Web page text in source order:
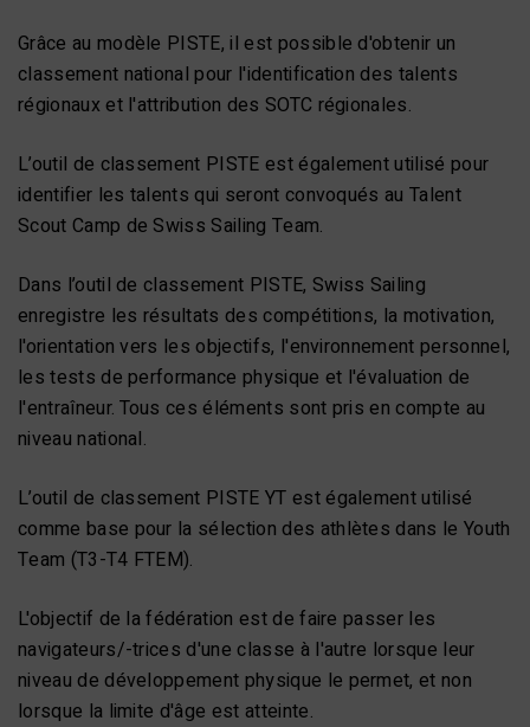
Grâce au modèle PISTE, il est possible d'obtenir un
classement national pour l'identification des talents
régionaux et l'attribution des SOTC régionales.
L’outil de classement PISTE est également utilisé pour
identifier les talents qui seront convoqués au Talent
Scout Camp de Swiss Sailing Team.
Dans l’outil de classement PISTE, Swiss Sailing
enregistre les résultats des compétitions, la motivation,
l'orientation vers les objectifs, l'environnement personnel,
les tests de performance physique et l'évaluation de
l'entraîneur. Tous ces éléments sont pris en compte au
niveau national.
L’outil de classement PISTE YT est également utilisé
comme base pour la sélection des athlètes dans le Youth
Team (T3-T4 FTEM).
L'objectif de la fédération est de faire passer les
navigateurs/-trices d'une classe à l'autre lorsque leur
niveau de développement physique le permet, et non
lorsque la limite d'âge est atteinte.